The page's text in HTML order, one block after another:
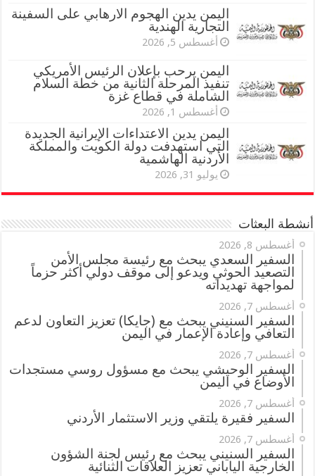
اليمن يدين الهجوم الارهابي على السفينة
التجارية الهندية
أغسطس 5, 2026
اليمن يرحب بإعلان الرئيس الأمريكي
تنفيذ المرحلة الثانية من خطة السلام
الشاملة في قطاع غزة
أغسطس 1, 2026
اليمن يدين الاعتداءات الإيرانية الجديدة
التي استهدفت دولة الكويت والمملكة
الأردنية الهاشمية
يوليو 31, 2026
أنشطة البعثات
أغسطس 8, 2026
السفير السعدي يبحث مع رئيسة مجلس الأمن
التصعيد الحوثي ويدعو إلى موقف دولي أكثر حزماً
لمواجهة تهديداته
أغسطس 7, 2026
السفير السنيني يبحث مع (جايكا) تعزيز التعاون لدعم
التعافي وإعادة الإعمار في اليمن
أغسطس 7, 2026
السفير الوحيشي يبحث مع مسؤول روسي مستجدات
الأوضاع في اليمن
أغسطس 7, 2026
السفير فقيرة يلتقي وزير الاستثمار الأردني
أغسطس 7, 2026
السفير السنيني يبحث مع رئيس لجنة الشؤون
الخارجية الياباني تعزيز العلاقات الثنائية